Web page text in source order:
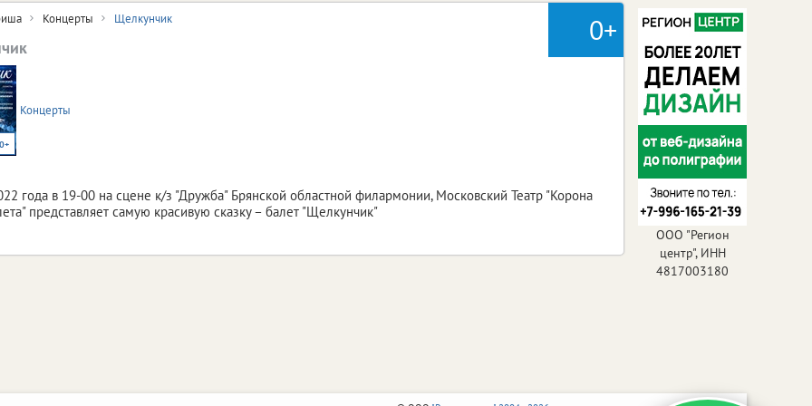
0+
Концерты Щелкунчик
0+
Концерты
года в 19-00 на сцене к/з "Дружба" Брянской областной филармонии, Московский Театр "Корона
представляет самую красивую сказку – балет "Щелкунчик"
ООО "Регион
центр", ИНН
4817003180